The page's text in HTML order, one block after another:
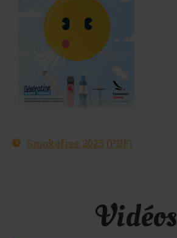
Smokefree 2025 (PDF)
Vidéos